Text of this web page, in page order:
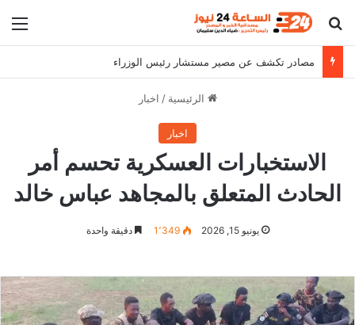
بحث عن
مصادر تكشف عن مصير مستشار رئيس الوزراء
الرئيسية / اخبار
اخبار
الاستخبارات العسكرية تحسم أمر
الحادث المتعلق بالمجاهد عباس خالد
يونيو 15, 2026 1٬349 دقيقة واحدة